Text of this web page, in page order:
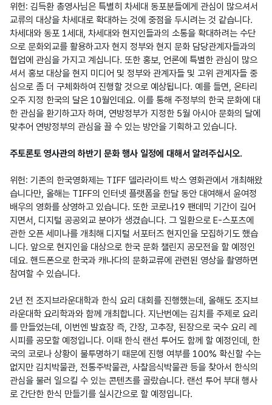
위헌: 김득환 총영사님은 특별히 차세대 동포분들에게 관심이 많으셔서
교류의 대상을 차세대로 확대하는 것에 중점을 두시려는 것 같습니다.
차세대와 동포 1세대, 차세대와 현지인들과의 소통을 확대하려는 수단
으로 문화외교를 활용하고자 현지 정부와 현지 문화 담당관계자들과의
협업에 관심을 가지고 계십니다. 또한 홍보, 언론에 특별한 관심이 많으
셔서 홍보 대상을 현지 미디어 및 정부와 관계자들 및 고위 관계자들 중
심으로 좀 더 구체화하여 진행할 것으로 예상됩니다. 예를 들면, 온타리
오주 지정 한국의 달은 10월인데요. 이를 통해 주정부의 한국 문화에 대
한 관심을 환기하고자 하며, 연방정부가 지정한 5월 아시아 문화의 달에
맞추어 연방정부의 관심을 끌 수 있는 방안을 기획하고 있습니다.
주토론토 영사관의 하반기 문화 행사 일정에 대해서 알려주십시오.
위헌: 기존의 한국영화제는 TIFF 델라라이트 박스 영화관에서 개최해왔
습니다만, 올해는 TIFF의 인터넷 플랫폼을 한달 동안 대여해서 윤여정
배우의 영화를 상영하고 있습니다. 또한 코로나19 팬데믹 기간이 길어
지면서, 디지털 공공외교 분야가 생겼습니다. 그 일환으로 E-스포츠에
관한 오픈 세미나를 개최해 디지털 서포터즈 현지인을 모집하기도 했습
니다. 앞으로 현지인을 대상으로 한국 문화 챌린지 공모전을 할 예정인
데요. 핸드폰으로 한국과 캐나다의 문화교류에 관련된 영상을 촬영하면
참여할 수 있습니다.
2년 전 조지브라운대학과 한식 요리 대회를 진행했는데, 올해도 조지브
라운대학 요리학과와 함께 개최합니다. 지난번에는 김치를 주제로 요리
를 만들었는데, 이번엔 발효장 즉, 간장, 고추장, 된장으로 국수 요리 레
시피를 공모할 예정입니다. 이때 한식 랜선 투어도 함께 할 예정인데, 한
국의 코로나 상황이 불투명하기 때문에 진행 여부를 100% 확신할 수는
없지만 김치박물관, 전통주박물관, 사찰음식박물관 등을 찾아서 한식의
관심을 불러 일으킬 수 있는 콘텐츠를 골랐습니다. 랜선 투어 부대 행사
로 간단한 한식 만들기를 실시간으로 할 예정입니다.